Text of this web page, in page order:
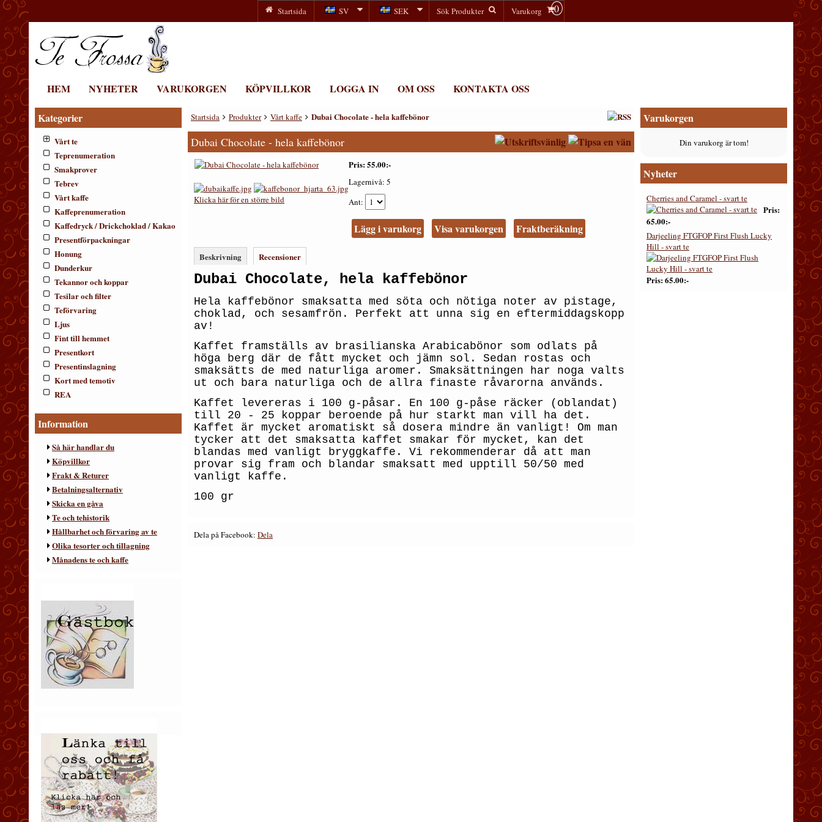
Startsida SV SEK Sök Produkter Varukorg 0
HEM NYHETER VARUKORGEN KÖPVILLKOR LOGGA IN OM OSS KONTAKTA OSS
Kategorier
Vårt te
Teprenumeration
Smakprover
Tebrev
Vårt kaffe
Kaffeprenumeration
Kaffedryck / Drickchoklad / Kakao
Presentförpackningar
Honung
Dunderkur
Tekannor och koppar
Tesilar och filter
Teförvaring
Ljus
Fint till hemmet
Presentkort
Presentinslagning
Kort med temotiv
REA
Information
Så här handlar du
Köpvillkor
Frakt & Returer
Betalningsalternativ
Skicka en gåva
Te och tehistorik
Hållbarhet och förvaring av te
Olika tesorter och tillagning
Månadens te och kaffe
Startsida Produkter Vårt kaffe Dubai Chocolate - hela kaffebönor
Dubai Chocolate - hela kaffebönor
Klicka här för en större bild
Pris 55.00:-
Lagernivå: 5
Ant
Lägg i varukorg Visa varukorgen Fraktberäkning
Beskrivning Recensioner
Dubai Chocolate, hela kaffebönor
Hela kaffebönor smaksatta med söta och nötiga noter av pistage,
choklad, och sesamfrön. Perfekt att unna sig en eftermiddagskopp
av!
Kaffet framställs av brasilianska Arabicabönor som odlats på
höga berg där de fått mycket och jämn sol. Sedan rostas och
smaksätts de med naturliga aromer. Smaksättningen har noga valts
ut och bara naturliga och de allra finaste råvarorna används.
Kaffet
levereras i 100 g-påsar. En 100 g-påse räcker (oblandat)
till 20 - 25 koppar beroende på hur starkt man vill ha det.
Kaffet är mycket aromatiskt så dosera mindre än vanligt! Om man
tycker att det smaksatta kaffet smakar för mycket, kan det
blandas med vanligt bryggkaffe. Vi rekommenderar då att man
provar sig fram och blandar smaksatt med upptill 50/50 med
vanligt kaffe.
100 gr
Dela på Facebook: Dela
Varukorgen
Din varukorg är tom!
Nyheter
Cherries and Caramel - svart te
Pris
65.00:-
Darjeeling FTGFOP First Flush Lucky
Hill - svart te
Pris 65.00:-